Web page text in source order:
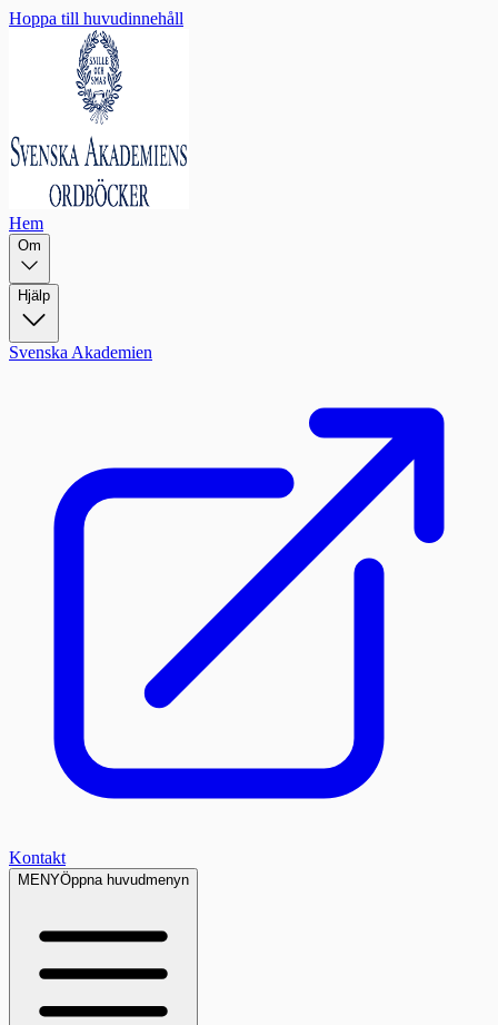
Hoppa till huvudinnehåll
Hem
Om
Hjälp
Svenska Akademien
Kontakt
MENYÖppna huvudmenyn